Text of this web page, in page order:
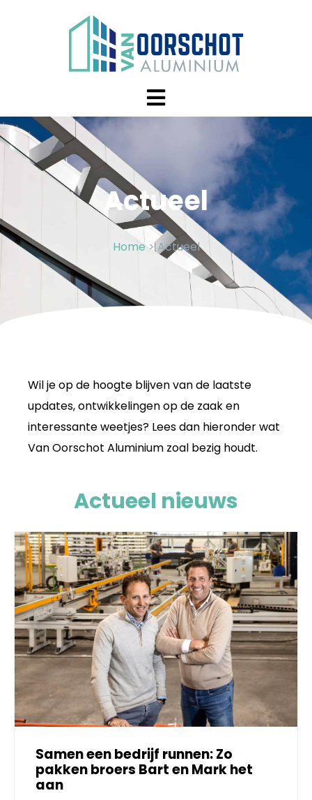
Actueel
Home>Actueel
Wil je op de hoogte blijven van de laatste
updates, ontwikkelingen op de zaak en
interessante weetjes? Lees dan hieronder wat
Van Oorschot Aluminium zoal bezig houdt.
Actueel nieuws
Samen een bedrijf runnen: Zo
pakken broers Bart en Mark het
aan